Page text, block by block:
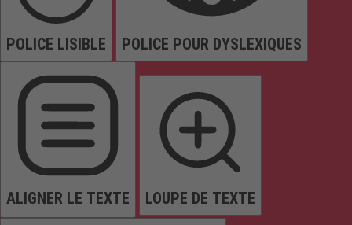
POLICE LISIBLE POLICE POUR DYSLEXIQUES
ALIGNER LE TEXTE LOUPE DE TEXTE